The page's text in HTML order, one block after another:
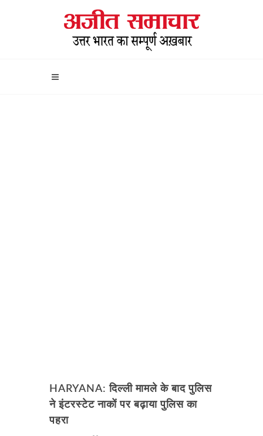
HARYANA: दिल्ली मामले के बाद पुलिस
ने इंटरस्टेट नाकों पर बढ़ाया पुलिस का
पहरा